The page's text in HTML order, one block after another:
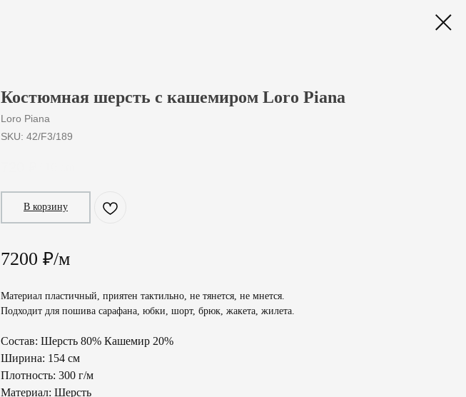
Костюмная шерсть с кашемиром Loro Piana
Loro Piana
SKU: 42/F3/189
В корзину
7200 ₽/м
Материал пластичный, приятен тактильно, не тянется, не мнется.
Подходит для пошива сарафана, юбки, шорт, брюк, жакета, жилета.
Состав: Шерсть 80% Кашемир 20%
Ширина: 154 см
Плотность: 300 г/м
Материал: Шерсть